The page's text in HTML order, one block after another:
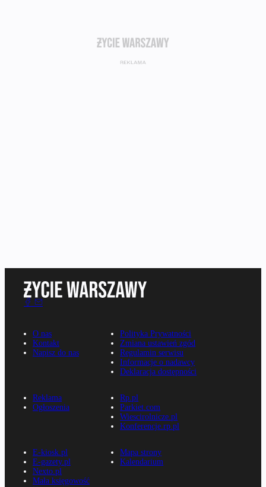
O nas
Kontakt
Napisz do nas
Polityka Prywatności
Zmiana ustawień zgód
Regulamin serwisu
Informacje o nadawcy
Deklaracja dostępności
Reklama
Ogłoszenia
Rp.pl
Parkiet.com
Wiescirolnicze.pl
Konferencje.rp.pl
E-kiosk.pl
E-gazety.pl
Nexto.pl
Mała księgowość
Mapa strony
Kalendarium